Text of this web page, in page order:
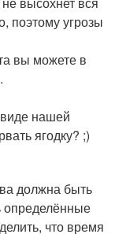
поэтому угрозы
вы можете в
нашей
ягодку? ;)
должна быть
определённые
что время